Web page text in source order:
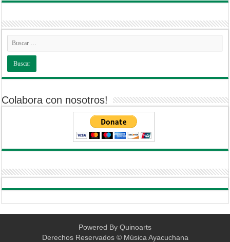
Colabora con nosotros!
Powered By Quinoarts
Derechos Reservados © Música Ayacuchana